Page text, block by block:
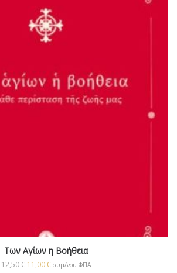
Των Αγίων η Βοήθεια
12,50€ 11,00€ συμ/νου ΦΠΑ